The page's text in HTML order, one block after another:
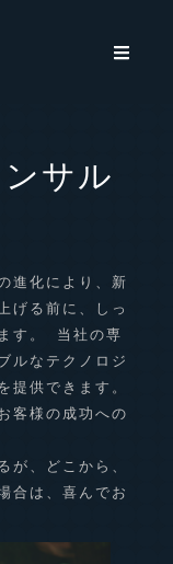
サル
進化により、新
げる前に、しっ
す。 当社の専
ルなテクノロジ
提供できます。
客様の成功への
が、どこから、
合は、喜んでお